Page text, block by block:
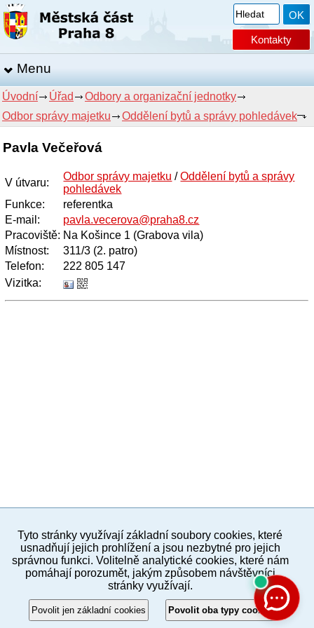
Kontakty
Menu
Úvodní Úřad
Odbory a organizační jednotky
Odbor správy majetku
Oddělení bytů a správy pohledávek
Pavla Večeřová
V útvaru:
Odbor správy majetku /Oddělení bytů a správy
pohledávek
Funkce:
referentka
E-mail :
pavla.vecerova@praha8.cz
Pracoviště: Na Košince 1 (Grabova vila)
Místnost:
311/3 (2. patro)
Telefon:
222 805 147
Vizitka:
PC verze ENG
Povinné a praktické informace
© 2012–2019 MČ Praha 8
Tyto stránky využívají základní soubory cookies, které
usnadňují jejich prohlížení a jsou nezbytné pro jejich
správnou funkci. Volitelně analytické cookies, které nám
pomáhají porozumět, jakým způsobem návštěvníci
stránky využívají.
Povolit jen základní cookies Povolit oba typy cookies